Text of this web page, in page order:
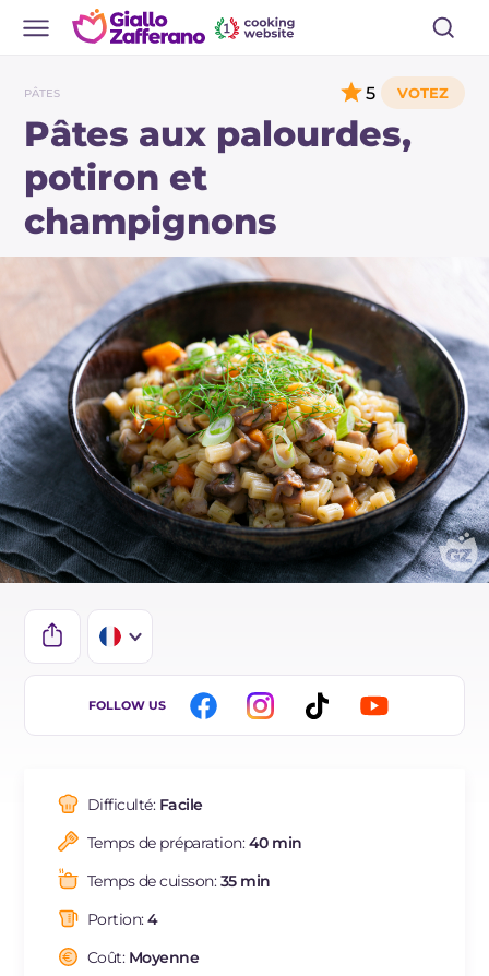
PÂTES
Pâtes aux palourdes,
potiron et
champignons
5
IT
DE
BR
NL
FOLLOW US
Difficulté: Facile
Temps de préparation:40 min
Temps de cuisson:35 min
Portion:4
Coût: Moyenne